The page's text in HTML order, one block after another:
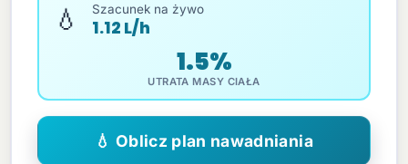
💧 Szacunek na żywo
1.12 L/h
1.5%
UTRATA MASY CIAŁA
💧 Oblicz plan nawadniania